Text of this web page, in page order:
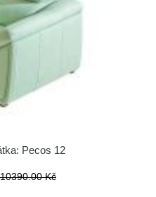
Pecos 12
10390.00 Kč